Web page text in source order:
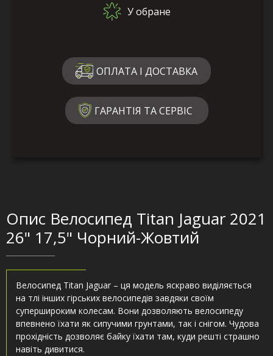
У обране
ОПЛАТА І ДОСТАВКА
ГАРАНТІЯ ТА СЕРВІС
Опис Велосипед Titan Jaguar 2021
26" 17,5" Чорний-Жовтий
Велосипед Titan Jaguar – ця модель яскраво виділяється
на тлі інших гірських велосипедів завдяки своїм
супершироким колесам. Вони дозволяють велосипеду
впевнено їхати як сипучими грунтами, так і снігом. Чудова
прохідність дозволяє байку їхати там, куди решті страшно
навіть дивитися.